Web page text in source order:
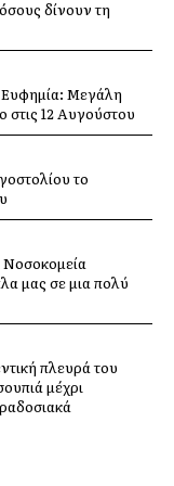
δίνουν τη
Μεγάλη
στις 12 Αυγούστου
το
Νοσοκομεία
μας σε μια πολύ
πλευρά του
μέχρι